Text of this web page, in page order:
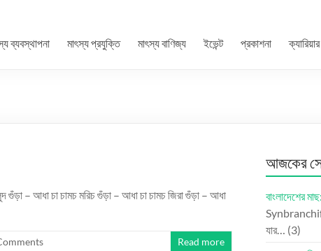
ব্যবস্থাপনা মাৎস্য প্রযুক্তি মাৎস্য বাণিজ্য ইভেন্ট প্রকাশনা ক্যারিয়ার
গুঁড়া – আধা চা চামচ মরিচ গুঁড়া – আধা চা চামচ জিরা গুঁড়া – আধা
Read more
আজকের
বাংলাদেশের
যার… (3)